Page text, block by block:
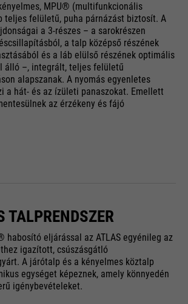
MPU® (multifunkcionális
teljes felületű, puha párnázást biztosít. A
a 3-részes – a sarokrészen
a talp középső részének
és a láb elülső részének optimális
álló –, integrált, teljes felületű
alapszanak. A nyomás egyenletes
a hát- és az ízületi panaszokat. Emellett
az érzékeny és fájó
TALPRENDSZER
habosító eljárással az ATLAS egyénileg az
igazított, csúszásgátló
A járótalp és a kényelmes köztalp
egységet képeznek, amely könnyedén
igénybevételeket.